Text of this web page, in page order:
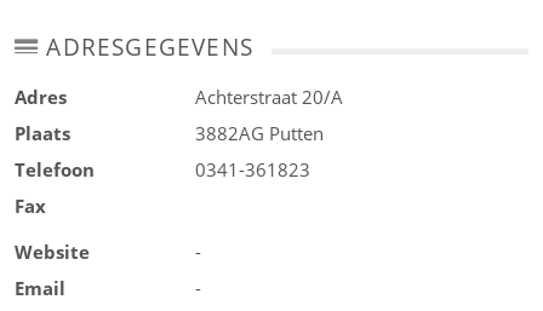
ADRESGEGEVENS
Adres
Achterstraat 20/A
Plaats
3882AG Putten
Telefoon
0341-361823
Fax
Website
-
Email
-